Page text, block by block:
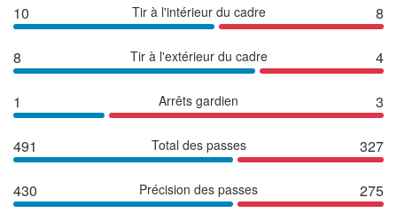
10 Tir à l'intérieur du cadre 8
8 Tir à l'extérieur du cadre 4
1 Arrêts gardien 3
491 Total des passes 327
430 Précision des passes 275